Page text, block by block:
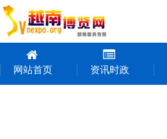
网站首页 资讯时政